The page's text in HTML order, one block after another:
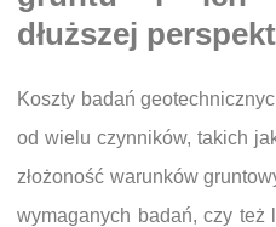
dłuższej
Koszty badań
od wielu czynników, takich
złożoność warunków
wymaganych badań, czy też